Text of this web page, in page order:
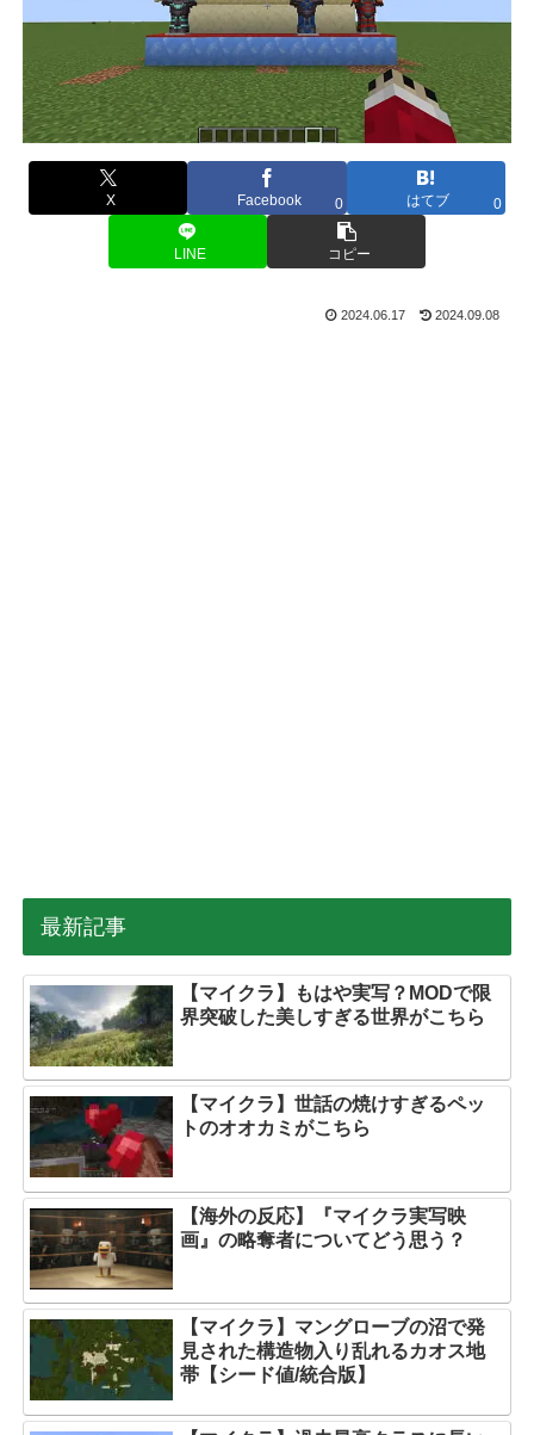
X Facebook 0 はてブ 0
LINE コピー
2024.06.17 2024.09.08
最新記事
【マイクラ】もはや実写？MODで限
界突破した美しすぎる世界がこちら
【マイクラ】世話の焼けすぎるペッ
トのオオカミがこちら
【海外の反応】『マイクラ実写映
画』の略奪者についてどう思う？
【マイクラ】マングローブの沼で発
見された構造物入り乱れるカオス地
帯【シード値/統合版】